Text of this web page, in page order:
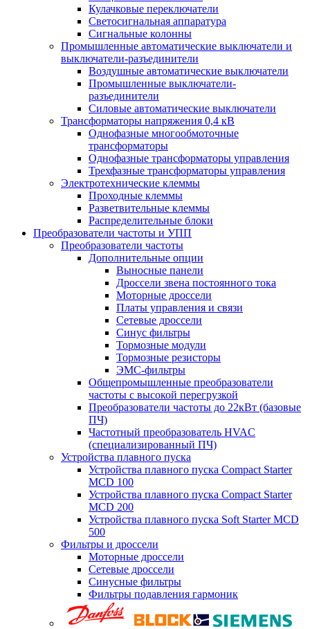
Кулачковые переключатели
Светосигнальная аппаратура
Сигнальные колонны
Промышленные автоматические выключатели и
выключатели-разъединители
Воздушные автоматические выключатели
Промышленные выключатели-
разъединители
Силовые автоматические выключатели
Трансформаторы напряжения 0,4 кВ
Однофазные многообмоточные
трансформаторы
Однофазные трансформаторы управления
Трехфазные трансформаторы управления
Электротехнические клеммы
Проходные клеммы
Разветвительные клеммы
Распределительные блоки
Преобразователи частоты и УПП
Преобразователи частоты
Дополнительные опции
Выносные панели
Дроссели звена постоянного тока
Моторные дроссели
Платы управления и связи
Сетевые дроссели
Синус фильтры
Тормозные модули
Тормозные резисторы
ЭМС-фильтры
Общепромышленные преобразователи
частоты с высокой перегрузкой
Преобразователи частоты до 22кВт (базовые
ПЧ)
Частотный преобразователь HVAC
(специализированный ПЧ)
Устройства плавного пуска
Устройства плавного пуска Compact Starter
MCD 100
Устройства плавного пуска Compact Starter
MCD 200
Устройства плавного пуска Soft Starter MCD
500
Фильтры и дроссели
Моторные дроссели
Сетевые дроссели
Синусные фильтры
Фильтры подавления гармоник